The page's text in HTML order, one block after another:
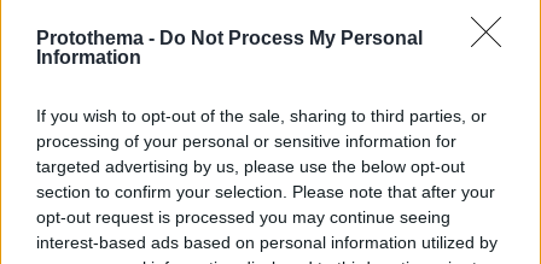
Protothema - Do Not Process My Personal
Information
If you wish to opt-out of the sale, sharing to third parties, or
processing of your personal or sensitive information for
targeted advertising by us, please use the below opt-out
section to confirm your selection. Please note that after your
opt-out request is processed you may continue seeing
interest-based ads based on personal information utilized by
Απομένουν2500 χαρακτήρες
* Υποχρεωτικά πεδία